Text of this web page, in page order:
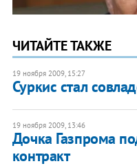
ЧИТАЙТЕ ТАКЖЕ
19 ноября 2009, 15:27
Суркис стал
19 ноября 2009, 13:46
Дочка Газпрома
контракт